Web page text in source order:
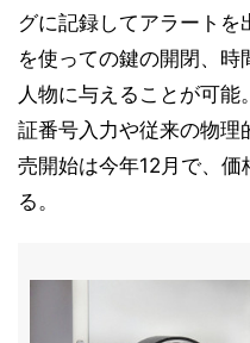
グに記録してアラートを
を使っての鍵の開閉、
人物に与えることが可
証番号入力や従来の物理
売開始は今年12月で、
る。